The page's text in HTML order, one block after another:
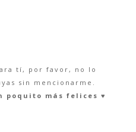
tí, por favor, no lo
sin mencionarme.
poquito más felices ♥︎